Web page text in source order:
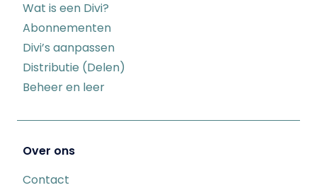
Wat is een Divi?
Abonnementen
Divi’s aanpassen
Distributie (Delen)
Beheer en leer
Over ons
Contact